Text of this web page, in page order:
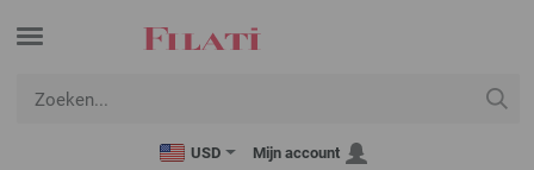
USD Mijn account